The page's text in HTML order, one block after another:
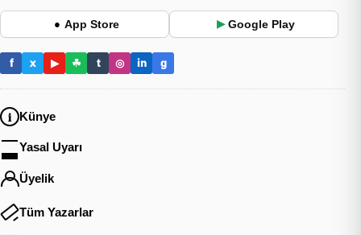
● App Store ▶ Google Play
f x ▶ ☘ t ◎ in g
Künye
Yasal Uyarı
Üyelik
Tüm Yazarlar